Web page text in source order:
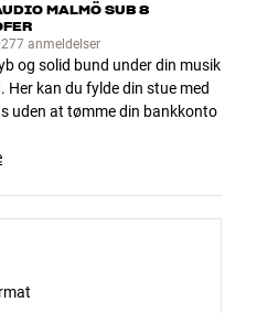
MALMÖ SUB 8
277 anmeldelser
og solid bund under din musik
Her kan du fylde din stue med
uden at tømme din bankkonto